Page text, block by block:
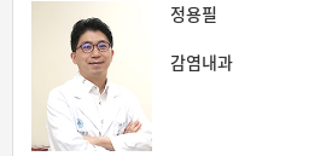
정용필
감염내과